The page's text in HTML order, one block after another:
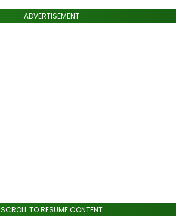
ADVERTISEMENT
SCROLL TO RESUME CONTENT